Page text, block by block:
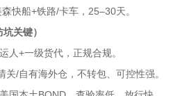
快船+铁路/卡车，25–30天。
关键）
+一级货代，正规合规。
/自有海外仓，不转包、可控性强。